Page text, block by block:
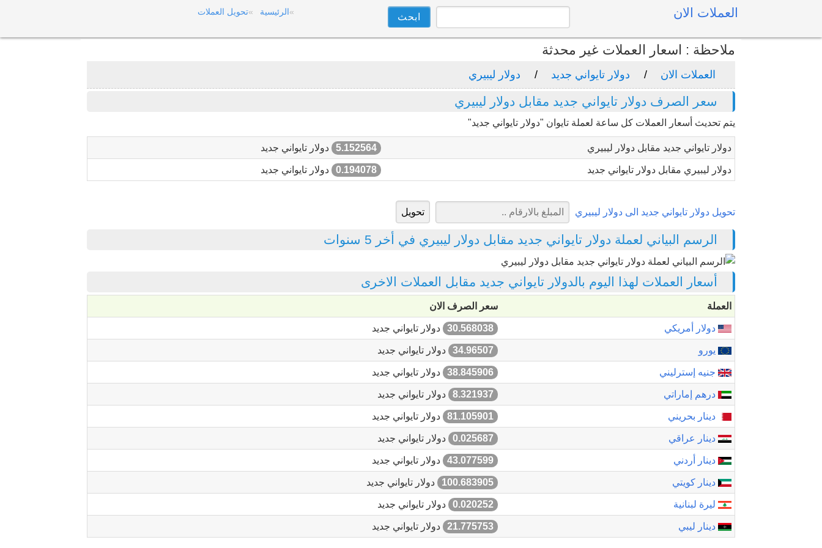
العملات الان الرئيسية تحويل العملات
ملاحظة : اسعار العملات غير محدثة
العملات الان دولار تايواني جديد دولار ليبيري
سعر الصرف دولار تايواني جديد مقابل دولار ليبيري
يتم تحديث أسعار العملات كل ساعة لعملة تايوان "دولار تايواني جديد"
دولار تايواني جديد مقابل دولار ليبيري 5.152564 دولار تايواني جديد
دولار ليبيري مقابل دولار تايواني جديد 0.194078 دولار تايواني جديد
تحويل دولار تايواني جديد الى دولار ليبيري
الرسم البياني لعملة دولار تايواني جديد مقابل دولار ليبيري في أخر 5 سنوات
أسعار العملات لهذا اليوم بالدولار تايواني جديد مقابل العملات الاخرى
العملة سعر الصرف الان
دولار أمريكي 30.568038 دولار تايواني جديد
يورو 34.96507 دولار تايواني جديد
جنيه إسترليني 38.845906 دولار تايواني جديد
درهم إماراتي 8.321937 دولار تايواني جديد
دينار بحريني 81.105901 دولار تايواني جديد
دينار عراقي 0.025687 دولار تايواني جديد
دينار أردني 43.077599 دولار تايواني جديد
دينار كويتي 100.683905 دولار تايواني جديد
ليرة لبنانية 0.020252 دولار تايواني جديد
دينار ليبي 21.775753 دولار تايواني جديد